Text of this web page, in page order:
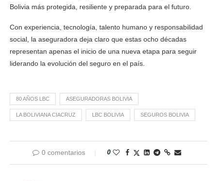
Bolivia más protegida, resiliente y preparada para el futuro.
Con experiencia, tecnología, talento humano y responsabilidad
social, la aseguradora deja claro que estas ocho décadas
representan apenas el inicio de una nueva etapa para seguir
liderando la evolución del seguro en el país.
80 AÑOS LBC ASEGURADORAS BOLIVIA
LA BOLIVIANA CIACRUZ LBC BOLIVIA SEGUROS BOLIVIA
0 comentarios 0